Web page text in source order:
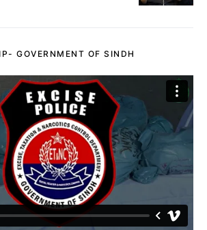
GOVERNMENT OF SINDH